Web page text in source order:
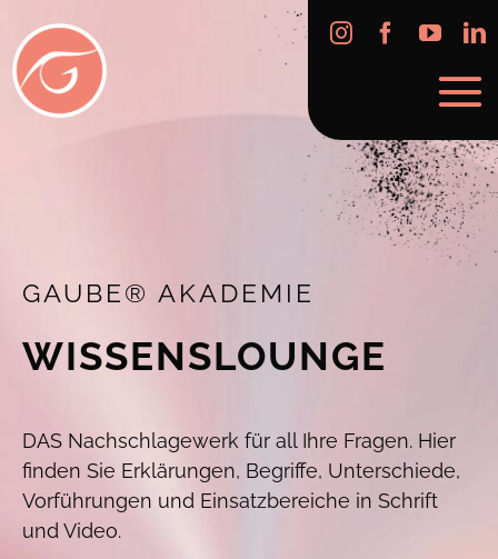
content
GAUBE® AKADEMIE
WISSENSLOUNGE
DAS Nachschlagewerk für all Ihre Fragen. Hier
finden Sie Erklärungen, Begriffe, Unterschiede,
Vorführungen und Einsatzbereiche in Schrift
und Video.